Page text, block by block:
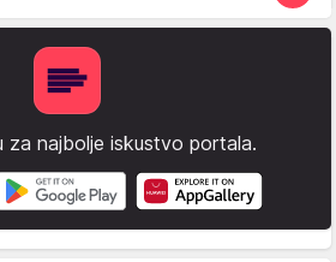
za najbolje iskustvo portala.